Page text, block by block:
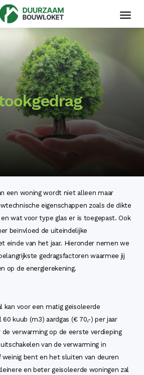
een woning wordt niet alleen maar
eigenschappen zoals de dikte
wat voor type glas er is toegepast. Ook
beïnvloed de uiteindelijke
einde van het jaar. Hieronder nemen we
gedragsfactoren waarmee jij
op de energierekening.
kan voor een matig geïsoleerde
60 kuub (m3) aardgas (€ 70,-) per jaar
verwarming op de eerste verdieping
van de verwarming in
bent en het sluiten van deuren
en beter geïsoleerde woningen zal